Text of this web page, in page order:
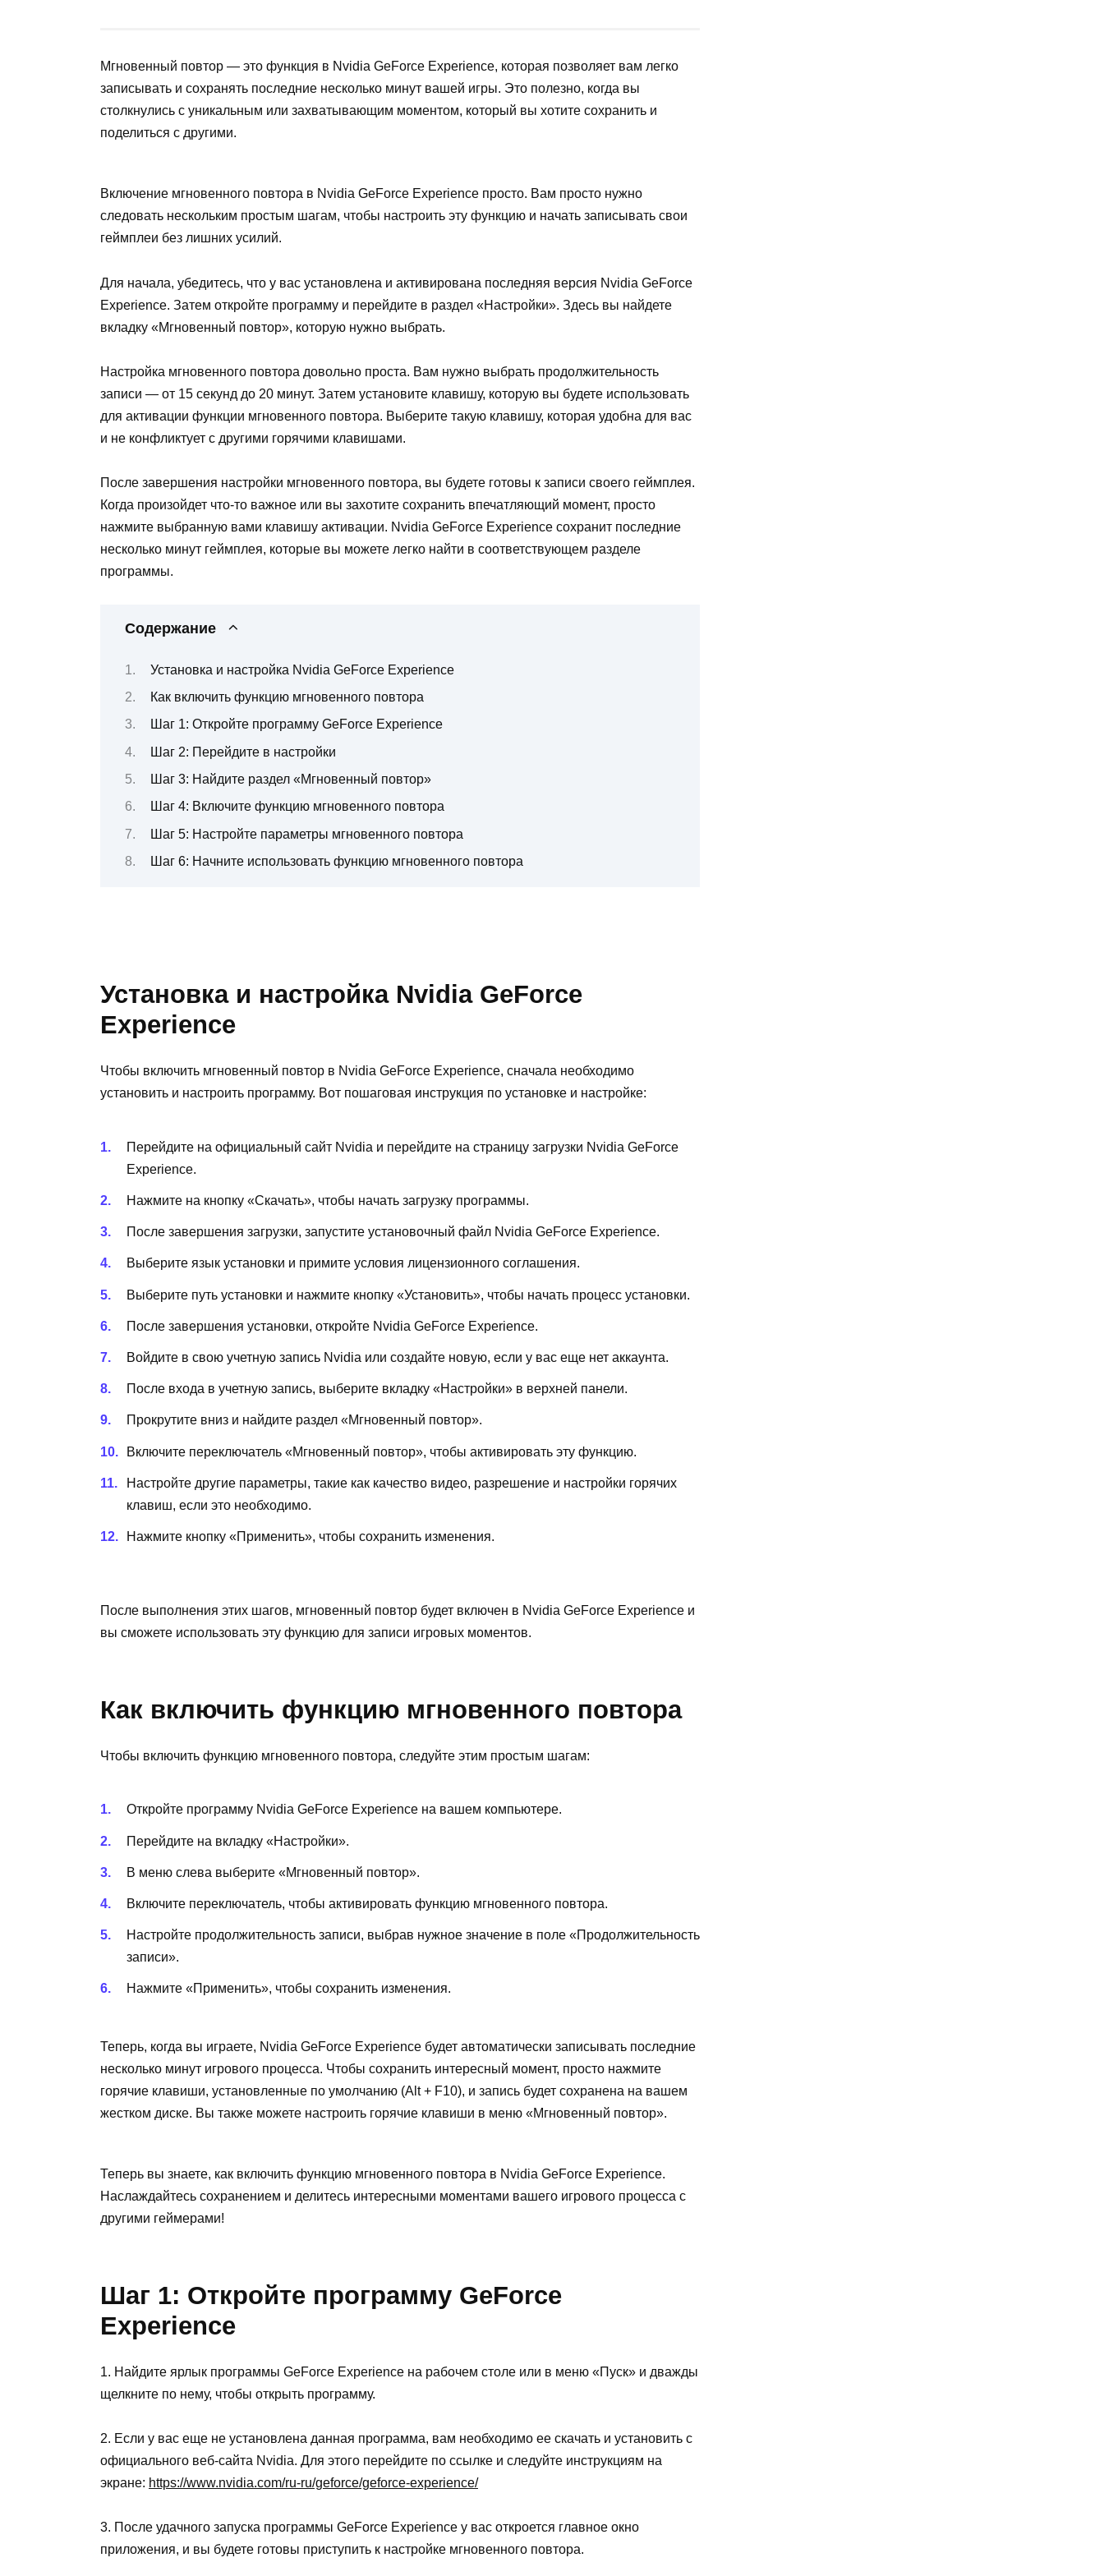
Мгновенный повтор — это функция в Nvidia GeForce Experience, которая позволяет вам легко
записывать и сохранять последние несколько минут вашей игры. Это полезно, когда вы
столкнулись с уникальным или захватывающим моментом, который вы хотите сохранить и
поделиться с другими.
Включение мгновенного повтора в Nvidia GeForce Experience просто. Вам просто нужно
следовать нескольким простым шагам, чтобы настроить эту функцию и начать записывать свои
геймплеи без лишних усилий.
Для начала, убедитесь, что у вас установлена и активирована последняя версия Nvidia GeForce
Experience. Затем откройте программу и перейдите в раздел «Настройки». Здесь вы найдете
вкладку «Мгновенный повтор», которую нужно выбрать.
Настройка мгновенного повтора довольно проста. Вам нужно выбрать продолжительность
записи — от 15 секунд до 20 минут. Затем установите клавишу, которую вы будете использовать
для активации функции мгновенного повтора. Выберите такую клавишу, которая удобна для вас
и не конфликтует с другими горячими клавишами.
После завершения настройки мгновенного повтора, вы будете готовы к записи своего геймплея.
Когда произойдет что-то важное или вы захотите сохранить впечатляющий момент, просто
нажмите выбранную вами клавишу активации. Nvidia GeForce Experience сохранит последние
несколько минут геймплея, которые вы можете легко найти в соответствующем разделе
программы.
Содержание
Установка и настройка Nvidia GeForce Experience
Как включить функцию мгновенного повтора
Шаг 1: Откройте программу GeForce Experience
Шаг 2: Перейдите в настройки
Шаг 3: Найдите раздел «Мгновенный повтор»
Шаг 4: Включите функцию мгновенного повтора
Шаг 5: Настройте параметры мгновенного повтора
Шаг 6: Начните использовать функцию мгновенного повтора
Установка и настройка Nvidia GeForce
Experience
Чтобы включить мгновенный повтор в Nvidia GeForce Experience, сначала необходимо
установить и настроить программу. Вот пошаговая инструкция по установке и настройке:
Перейдите на официальный сайт Nvidia и перейдите на страницу загрузки Nvidia GeForce
Experience.
Нажмите на кнопку «Скачать», чтобы начать загрузку программы.
После завершения загрузки, запустите установочный файл Nvidia GeForce Experience.
Выберите язык установки и примите условия лицензионного соглашения.
Выберите путь установки и нажмите кнопку «Установить», чтобы начать процесс установки.
После завершения установки, откройте Nvidia GeForce Experience.
Войдите в свою учетную запись Nvidia или создайте новую, если у вас еще нет аккаунта.
После входа в учетную запись, выберите вкладку «Настройки» в верхней панели.
Прокрутите вниз и найдите раздел «Мгновенный повтор».
Включите переключатель «Мгновенный повтор», чтобы активировать эту функцию.
Настройте другие параметры, такие как качество видео, разрешение и настройки горячих
клавиш, если это необходимо.
Нажмите кнопку «Применить», чтобы сохранить изменения.
После выполнения этих шагов, мгновенный повтор будет включен в Nvidia GeForce Experience и
вы сможете использовать эту функцию для записи игровых моментов.
Как включить функцию мгновенного повтора
Чтобы включить функцию мгновенного повтора, следуйте этим простым шагам:
Откройте программу Nvidia GeForce Experience на вашем компьютере.
Перейдите на вкладку «Настройки».
В меню слева выберите «Мгновенный повтор».
Включите переключатель, чтобы активировать функцию мгновенного повтора.
Настройте продолжительность записи, выбрав нужное значение в поле «Продолжительность
записи».
Нажмите «Применить», чтобы сохранить изменения.
Теперь, когда вы играете, Nvidia GeForce Experience будет автоматически записывать последние
несколько минут игрового процесса. Чтобы сохранить интересный момент, просто нажмите
горячие клавиши, установленные по умолчанию (Alt + F10), и запись будет сохранена на вашем
жестком диске. Вы также можете настроить горячие клавиши в меню «Мгновенный повтор».
Теперь вы знаете, как включить функцию мгновенного повтора в Nvidia GeForce Experience.
Наслаждайтесь сохранением и делитесь интересными моментами вашего игрового процесса с
другими геймерами!
Шаг 1: Откройте программу GeForce
Experience
1. Найдите ярлык программы GeForce Experience на рабочем столе или в меню «Пуск» и дважды
щелкните по нему, чтобы открыть программу.
2. Если у вас еще не установлена данная программа, вам необходимо ее скачать и установить с
официального веб-сайта Nvidia. Для этого перейдите по ссылке и следуйте инструкциям на
экране: https://www.nvidia.com/ru-ru/geforce/geforce-experience/
3. После удачного запуска программы GeForce Experience у вас откроется главное окно
приложения, и вы будете готовы приступить к настройке мгновенного повтора.